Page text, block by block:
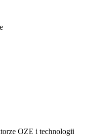
OZE i technologii